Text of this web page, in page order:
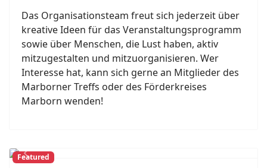
Das Organisationsteam freut sich jederzeit über
kreative Ideen für das Veranstaltungsprogramm
sowie über Menschen, die Lust haben, aktiv
mitzugestalten und mitzuorganisieren. Wer
Interesse hat, kann sich gerne an Mitglieder des
Marborner Treffs oder des Förderkreises
Marborn wenden!
Previous
Featured